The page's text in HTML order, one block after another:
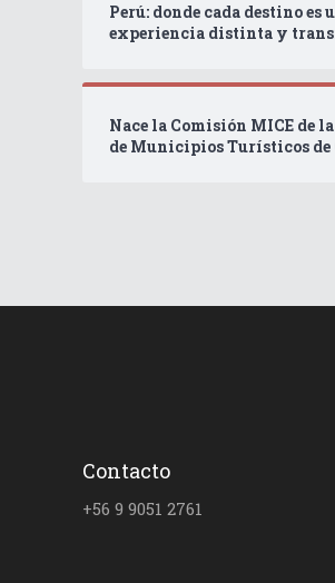
Perú: donde cada destino es
experiencia distinta y
Nace la Comisión MICE de
de Municipios Turísticos de
Contacto
+56 9 9051 2761